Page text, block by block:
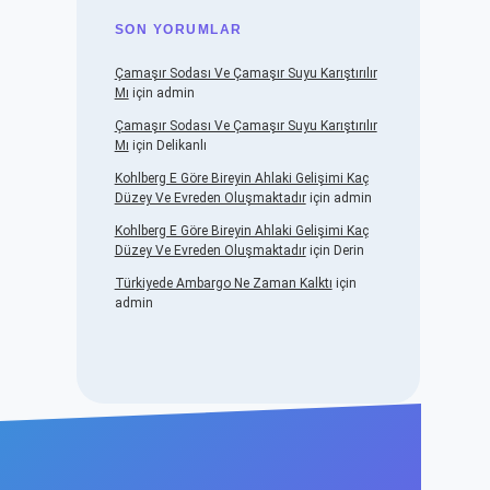
SON YORUMLAR
Çamaşır Sodası Ve Çamaşır Suyu Karıştırılır
Mı için admin
Çamaşır Sodası Ve Çamaşır Suyu Karıştırılır
Mı için Delikanlı
Kohlberg E Göre Bireyin Ahlaki Gelişimi Kaç
Düzey Ve Evreden Oluşmaktadıriçin admin
Kohlberg E Göre Bireyin Ahlaki Gelişimi Kaç
Düzey Ve Evreden Oluşmaktadıriçin Derin
Türkiyede Ambargo Ne Zaman Kalktı için
admin